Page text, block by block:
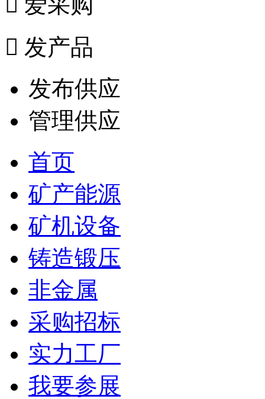
 发产品
发布供应
管理供应
首页
矿产能源
矿机设备
铸造锻压
非金属
采购招标
实力工厂
我要参展